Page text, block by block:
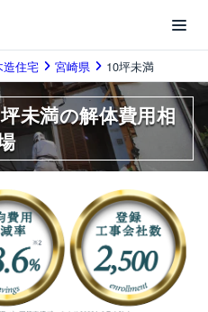
造住宅 宮崎県 10坪未満
未満の解体費用相